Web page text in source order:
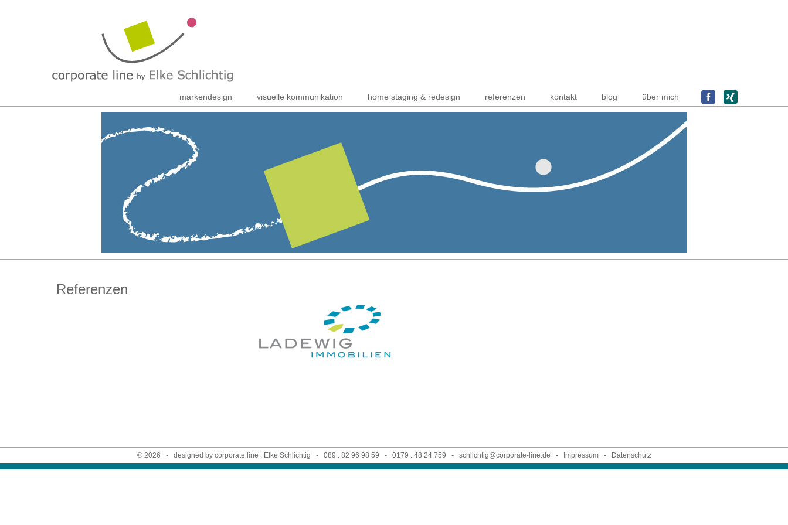
markendesign visuelle kommunikation home staging & redesign referenzen kontakt blog über mich
Referenzen
© 2026 ▪ designed by corporate line : Elke Schlichtig ▪ 089 . 82 96 98 59 ▪ 0179 . 48 24 759 ▪ schlichtig@corporate-line.de ▪ Impressum▪ Datenschutz